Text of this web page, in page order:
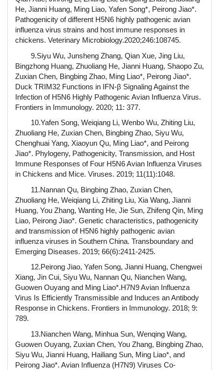
He, Jianni Huang, Ming Liao, Yafen Song*, Peirong Jiao*.
Pathogenicity of different H5N6 highly pathogenic avian
influenza virus strains and host immune responses in
chickens. Veterinary Microbiology.2020;246:108745.
9.Siyu Wu, Junsheng Zhang, Qian Xue, Jing Liu,
Bingzhong Huang, Zhuoliang He, Jianni Huang, Shaopo Zu,
Zuxian Chen, Bingbing Zhao, Ming Liao*, Peirong Jiao*.
Duck TRIM32 Functions in IFN-β Signaling Against the
Infection of H5N6 Highly Pathogenic Avian Influenza Virus.
Frontiers in Immunology. 2020; 11: 377.
10.Yafen Song, Weiqiang Li, Wenbo Wu, Zhiting Liu,
Zhuoliang He, Zuxian Chen, Bingbing Zhao, Siyu Wu,
Chenghuai Yang, Xiaoyun Qu, Ming Liao*, and Peirong
Jiao*. Phylogeny, Pathogenicity, Transmission, and Host
Immune Responses of Four H5N6 Avian Influenza Viruses
in Chickens and Mice. Viruses. 2019; 11(11):1048.
11.Nannan Qu, Bingbing Zhao, Zuxian Chen,
Zhuoliang He, Weiqiang Li, Zhiting Liu, Xia Wang, Jianni
Huang, You Zhang, Wanting He, Jie Sun, Zhifeng Qin, Ming
Liao, Peirong Jiao*. Genetic characteristics, pathogenicity
and transmission of H5N6 highly pathogenic avian
influenza viruses in Southern China. Transboundary and
Emerging Diseases. 2019; 66(6):2411-2425.
12.Peirong Jiao, Yafen Song, Jianni Huang, Chengwei
Xiang, Jin Cui, Siyu Wu, Nannan Qu, Nianchen Wang,
Guowen Ouyang and Ming Liao*.H7N9 Avian Influenza
Virus Is Efficiently Transmissible and Induces an Antibody
Response in Chickens. Frontiers in Immunology. 2018; 9:
789.
13.Nianchen Wang, Minhua Sun, Wenqing Wang,
Guowen Ouyang, Zuxian Chen, You Zhang, Bingbing Zhao,
Siyu Wu, Jianni Huang, Hailiang Sun, Ming Liao*, and
Peirong Jiao*. Avian Influenza (H7N9) Viruses Co-